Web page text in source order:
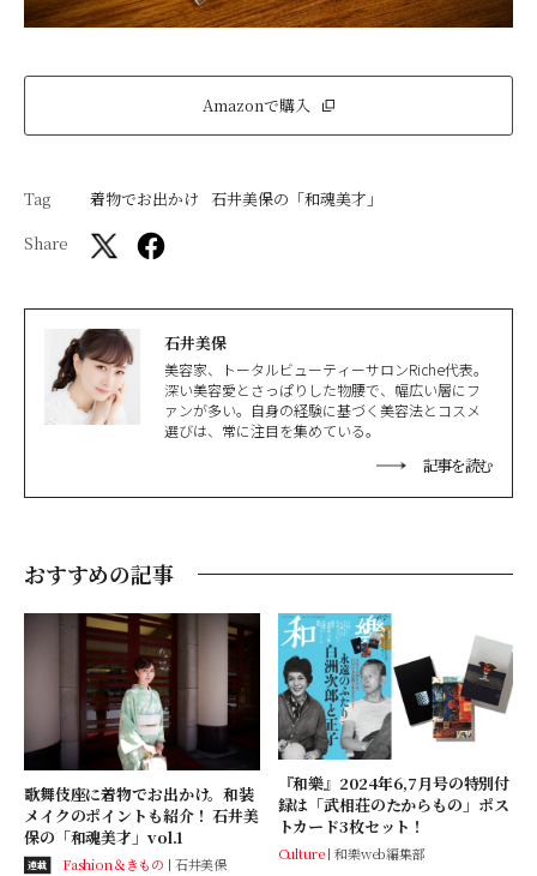
Amazonで購入
Tag 着物でお出かけ 石井美保の「和魂美才」
Share
石井美保
美容家、トータルビューティーサロンRiche代表。
深い美容愛とさっぱりした物腰で、幅広い層にフ
ァンが多い。自身の経験に基づく美容法とコスメ
選びは、常に注目を集めている。
記事を読む
おすすめの記事
歌舞伎座に着物でお出かけ。和装
メイクのポイントも紹介！ 石井美
保の「和魂美才」vol.1
連載 Fashion＆きもの 石井美保
『和樂』2024年6,7月号の特別付
録は「武相荘のたからもの」ポス
トカード3枚セット！
Culture 和樂web編集部